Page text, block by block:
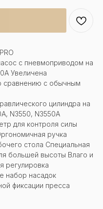
с пневмоприводом на
Увеличена
сравнению с обычным
цилиндра на
N3550, N3550A
для контроля силы
ручка
стола Специальная
большей высоты Влаго и
регулировка
набор насадок
фиксации пресса